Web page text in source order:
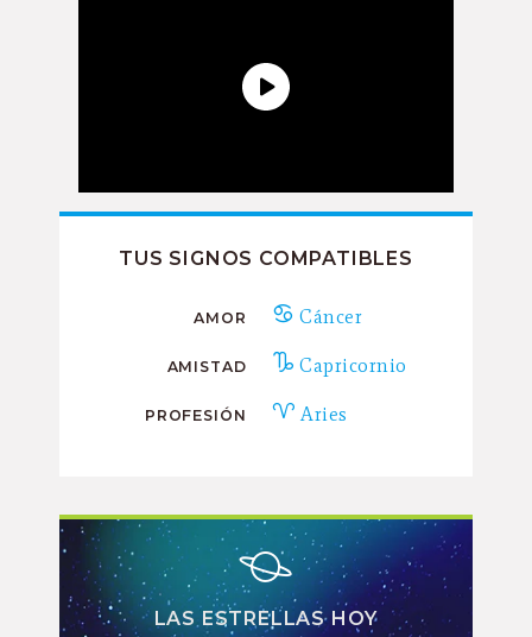
TUS SIGNOS COMPATIBLES
AMOR Cáncer
AMISTAD Capricornio
PROFESIÓN Aries
LAS ESTRELLAS HOY